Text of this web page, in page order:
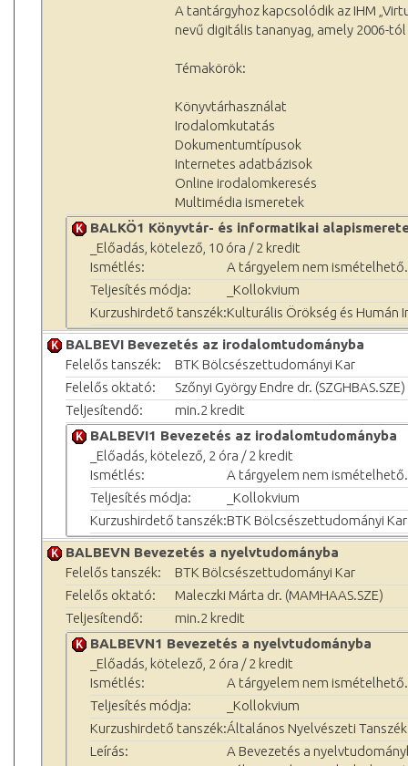
A tantárgyhoz kapcsolódik az IHM
nevű digitális tananyag, amely 2006-
Témakörök:
Könyvtárhasználat
Irodalomkutatás
Dokumentumtípusok
Internetes adatbázisok
Online irodalomkeresés
Multimédia ismeretek
BALKÖ1 Könyvtár- és informatikai
_Előadás, kötelező, 10 óra / 2 kredit
Ismétlés:
A tárgyelem nem ismételhető.
Teljesítés módja:
_Kollokvium
Kurzushirdető tanszék:Kulturális Örökség és Humán
BALBEVI Bevezetés az irodalomtudományba
Felelős tanszék:
BTK Bölcsészettudományi Kar
Felelős oktató:
Szőnyi György Endre dr. (SZGHBAS.SZE)
Teljesítendő:
min.2 kredit
BALBEVI1 Bevezetés az irodalomtudományba
_Előadás, kötelező, 2 óra / 2 kredit
Ismétlés:
A tárgyelem nem ismételhető.
Teljesítés módja:
_Kollokvium
Kurzushirdető tanszék:BTK Bölcsészettudományi Kar
BALBEVN Bevezetés a nyelvtudományba
Felelős tanszék:
BTK Bölcsészettudományi Kar
Felelős oktató:
Maleczki Márta dr. (MAMHAAS.SZE)
Teljesítendő:
min.2 kredit
BALBEVN1 Bevezetés a nyelvtudományba
_Előadás, kötelező, 2 óra / 2 kredit
Ismétlés:
A tárgyelem nem ismételhető.
Teljesítés módja:
_Kollokvium
Kurzushirdető tanszék:Általános Nyelvészeti Tanszék
Leírás:
A Bevezetés a